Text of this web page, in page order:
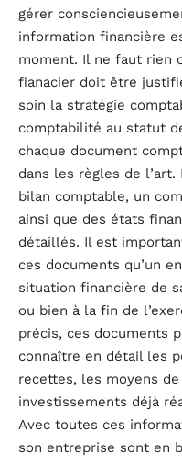
gérer
information financière
moment. Il ne faut rien
fianacier doit être
soin la stratégie
comptabilité au statut
chaque document
dans les règles de
bilan comptable, un
ainsi que des états
détaillés. Il est
ces documents qu’un
situation financière de
ou bien à la fin de
précis, ces documents
connaître en détail les
recettes, les moyens
investissements déjà
Avec toutes ces
son entreprise sont en